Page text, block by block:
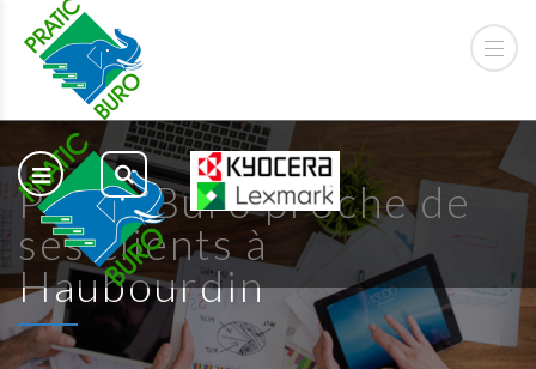
Pratic Buro proche de
ses clients à
Haubourdin